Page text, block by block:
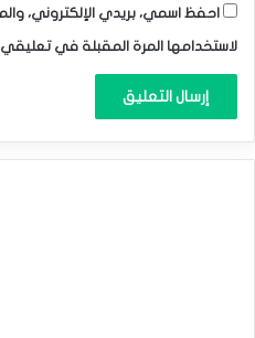
احفظ اسمي، بريدي الإلكتروني،
لاستخدامها المرة المقبلة في